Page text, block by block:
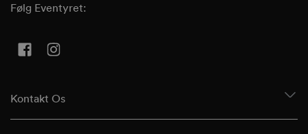
Følg Eventyret:
FacebookInstagram
Kontakt Os